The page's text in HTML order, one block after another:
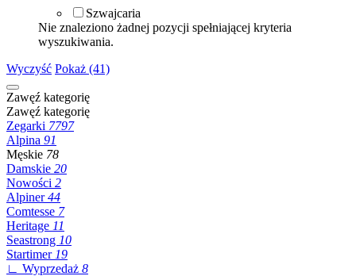
Szwajcaria
Nie znaleziono żadnej pozycji spełniającej kryteria
wyszukiwania.
Wyczyść Pokaż (41)
Zawęź kategorię
Zawęź kategorię
Zegarki 7797
Alpina 91
Męskie 78
Damskie 20
Nowości 2
Alpiner44
Comtesse 7
Heritage 11
Seastrong 10
Startimer 19
∟ Wyprzedaż 8